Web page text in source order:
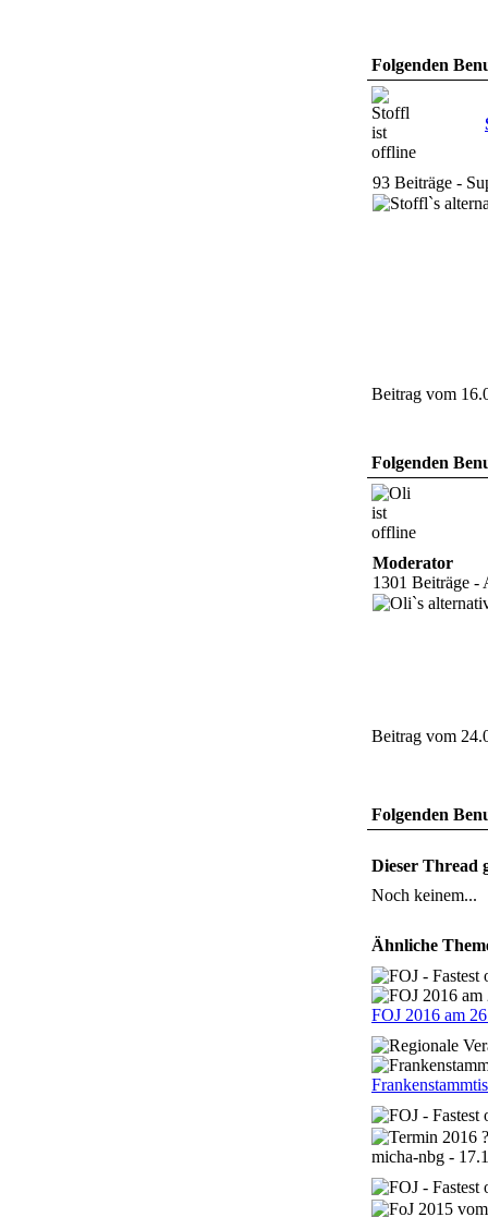
Folgenden
93 Beiträge -
Beitrag vom
Folgenden
Moderator
1301 Beiträge -
Beitrag vom
Folgenden
Dieser Thread
Noch keinem...
Ähnliche
FOJ 2016 am
micha-nbg -